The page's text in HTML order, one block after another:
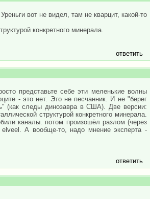
вот не видел, там не кварцит, какой-то
конкретного минерала.
ответить
представьте себе эти меленькие волны
- это нет. Это не песчанник. И не "берег
(как следы динозавра в США). Две версии:
структурой конкретного минерала.
каналы. потом произошёл разлом (через
А вообще-то, надо мнение эксперта -
ответить